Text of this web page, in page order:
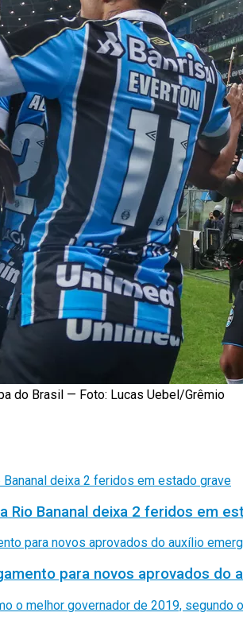
do Brasil — Foto: Lucas Uebel/Grêmio
Rio Bananal deixa 2 feridos em
para novos aprovados do